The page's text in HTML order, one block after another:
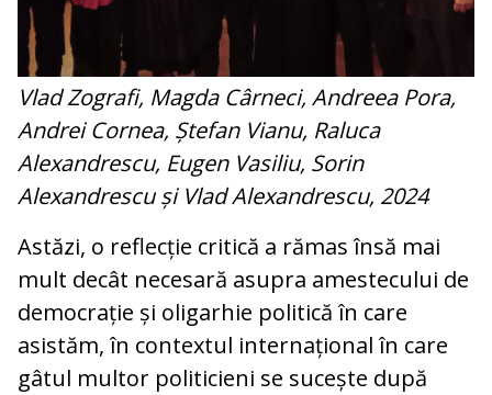
Vlad Zografi, Magda Cârneci, Andreea Pora,
Andrei Cornea, Ștefan Vianu, Raluca
Alexandrescu, Eugen Vasiliu, Sorin
Alexandrescu și Vlad Alexandrescu, 2024
Astăzi, o reflecție critică a rămas însă mai
mult decât necesară asupra amestecului de
democrație și oligarhie politică în care
asistăm, în contextul internațional în care
gâtul multor politicieni se sucește după